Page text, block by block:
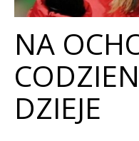
NA
DZIEJE